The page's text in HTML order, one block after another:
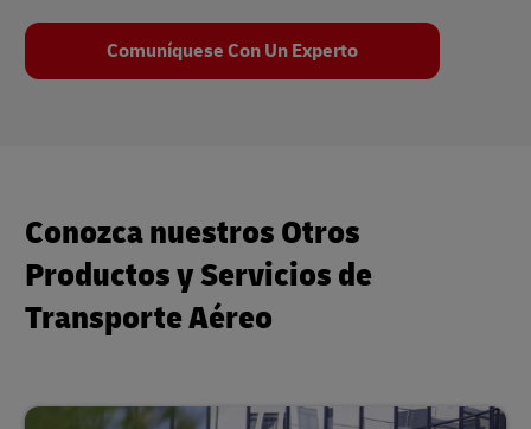
Comuníquese Con Un Experto
Conozca nuestros Otros
Productos y Servicios de
Transporte Aéreo